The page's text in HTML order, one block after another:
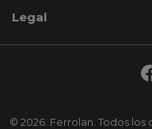
© 2026. Ferrolan. Todos los
Legal